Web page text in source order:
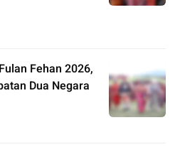
Fehan 2026,
Dua Negara